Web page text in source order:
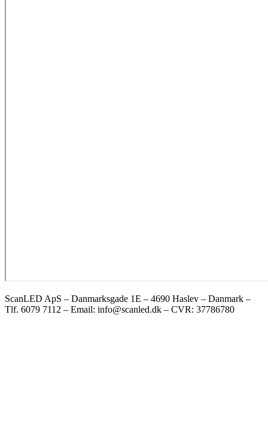
ScanLED ApS – Danmarksgade 1E – 4690 Haslev – Danmark –
Tlf. 6079 7112 – Email: info@scanled.dk – CVR: 37786780